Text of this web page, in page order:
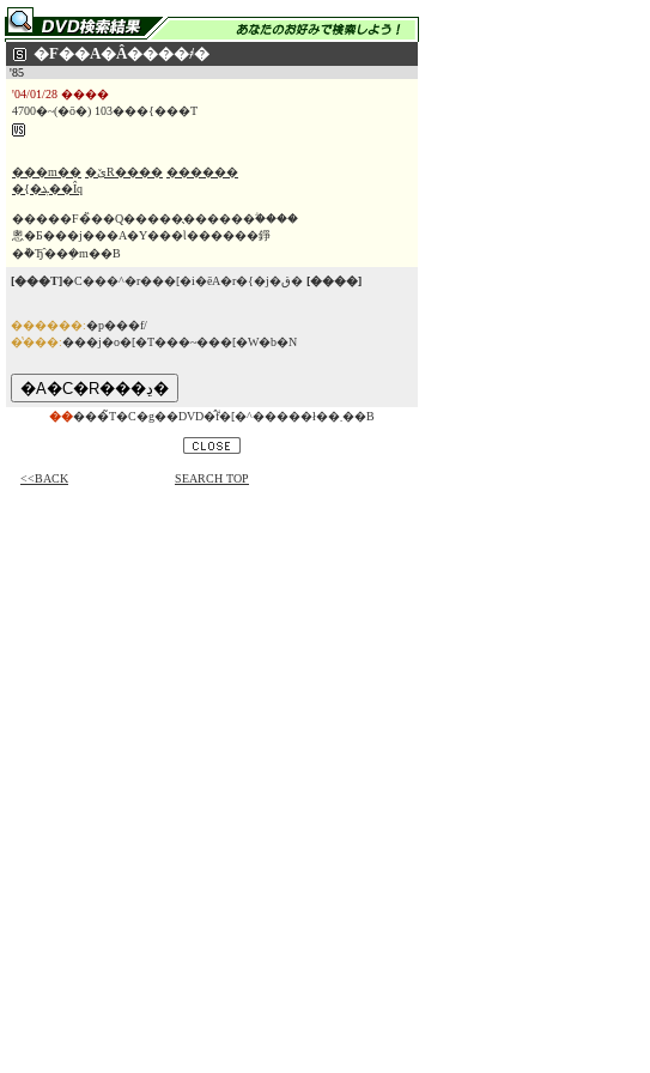
�F��A�Â����҂�
'85
'04/01/28 ����
4700�~(�ō�) 103���{���T
���m�� �ێR���� ������
�{�ܔ��Îq
�����F�̏��Q�����̖������ؖ����
悤�Ƃ���j���A�Y���Ɩ������錚
�݉�Ђ̑��݂�m��B
[���T] �C���^�r���[�i�ēA�r�{�j�ق� [����]
������:�p���f/
�̔���:���j�o�[�T���~���[�W�b�N
�� ���̃T�C�g��DVD�̂݃f�[�^�����ł��܂��B
<<BACK SEARCH TOP